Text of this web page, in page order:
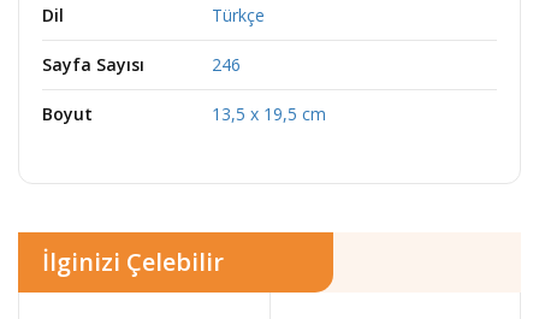
Dil Türkçe
Sayfa Sayısı 246
Boyut 13,5 x 19,5 cm
İlginizi Çelebilir